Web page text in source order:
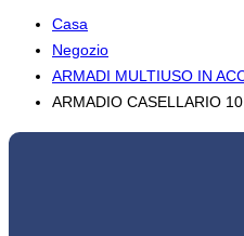
Casa
Negozio
ARMADI MULTIUSO IN
ARMADIO CASELLARIO